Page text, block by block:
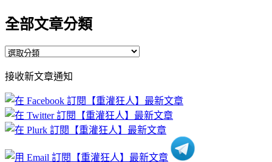
全部文章分類
全
文
章
分
類
接收新文章通知